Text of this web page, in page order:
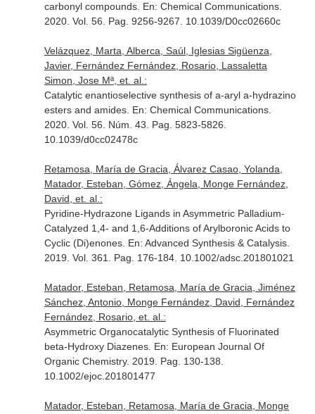
carbonyl compounds. En: Chemical Communications.
2020. Vol. 56. Pag. 9256-9267. 10.1039/D0cc02660c
Velázquez, Marta, Alberca, Saúl, Iglesias Sigüenza,
Javier, Fernández Fernández, Rosario, Lassaletta
Simon, Jose Mª, et. al.:
Catalytic enantioselective synthesis of a-aryl a-hydrazino
esters and amides. En: Chemical Communications.
2020. Vol. 56. Núm. 43. Pag. 5823-5826.
10.1039/d0cc02478c
Retamosa, María de Gracia, Álvarez Casao, Yolanda,
Matador, Esteban, Gómez, Ángela, Monge Fernández,
David, et. al.:
Pyridine-Hydrazone Ligands in Asymmetric Palladium-
Catalyzed 1,4- and 1,6-Additions of Arylboronic Acids to
Cyclic (Di)enones. En: Advanced Synthesis & Catalysis.
2019. Vol. 361. Pag. 176-184. 10.1002/adsc.201801021
Matador, Esteban, Retamosa, María de Gracia, Jiménez
Sánchez, Antonio, Monge Fernández, David, Fernández
Fernández, Rosario, et. al.:
Asymmetric Organocatalytic Synthesis of Fluorinated
beta-Hydroxy Diazenes. En: European Journal Of
Organic Chemistry. 2019. Pag. 130-138.
10.1002/ejoc.201801477
Matador, Esteban, Retamosa, María de Gracia, Monge